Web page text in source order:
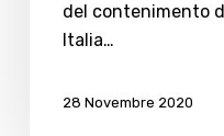
del contenimento
Italia…
28 Novembre 2020